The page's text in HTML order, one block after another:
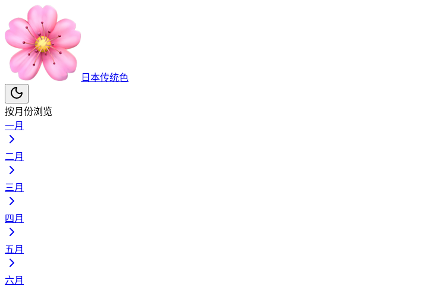
日本传统色
按月份浏览
一月
二月
三月
四月
五月
六月